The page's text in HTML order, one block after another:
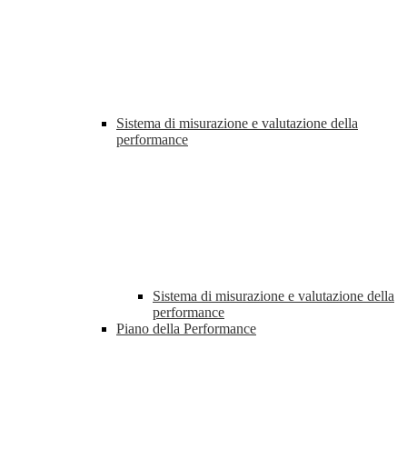
Sistema di misurazione e valutazione della
performance
Sistema di misurazione e valutazione della
performance
Piano della Performance